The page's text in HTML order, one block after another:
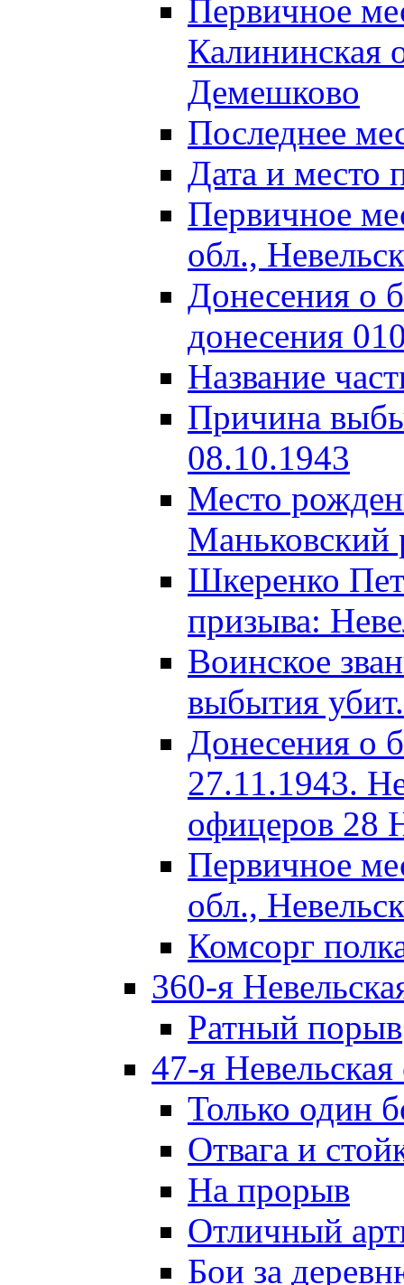
Первичное
Калининская
Демешково
Последнее
Дата и место
Первичное
обл.,
Донесения о
донесения
Название
Причина
08.10.1943
Место
Маньковский
Шкеренко
призыва:
Воинское
выбытия убит.
Донесения о
27.11.1943.
офицеров 28
Первичное
обл.,
Комсорг
360-я
Ратный порыв
47-я Невельская
Только один
Отвага и
На прорыв
Отличный
Бои за